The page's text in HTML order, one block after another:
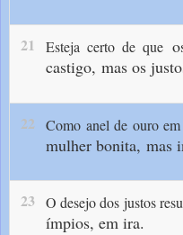
21 Esteja certo de que
castigo, mas os
22 Como anel de ouro
mulher bonita, mas
23 O desejo dos justos
ímpios, em ira.